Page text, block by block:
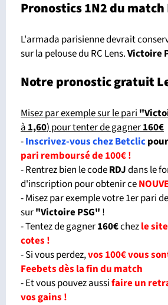
Pronostics 1N2 du match
L'armada parisienne devrait
sur la pelouse du RC Lens.Victoire
Notre pronostic gratuit
Misez par exemple sur le pari
à1,60) pour tenter de gagner160€
-Inscrivez-vous chez Betclic
pari remboursé de 100€ !
- Rentrez bien le codeRDJdans le
d'inscription pour obtenir ce
- Misez par exemple votre 1er pari
sur"Victoire PSG" !
- Tentez de gagner160€chezle
cotes !
- Si vous perdez,vos 100€ vous
Feebets dès la fin du match
- Et vous pouvez aussifaire un
vos gains !